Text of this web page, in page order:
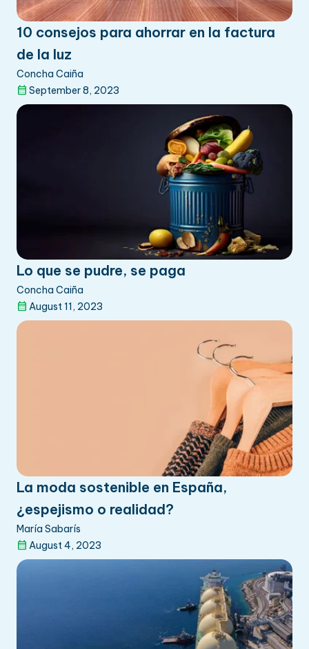
canina. También, porque todo es
compatible, le encanta la arquitectura
moderna, el arte contemporáneo, el cine
clásico y sí, leer. Leer mucho.
10 consejos para ahorrar en la factura
de la luz
Concha Caiña
September 8, 2023
Lo que se pudre, se paga
Concha Caiña
August 11, 2023
La moda sostenible en España,
¿espejismo o realidad?
María Sabarís
August 4, 2023